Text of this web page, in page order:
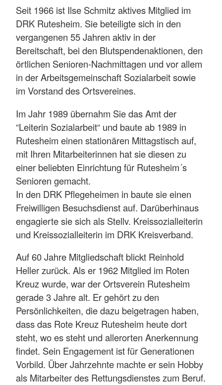
Seit 1966 ist Ilse Schmitz aktives Mitglied im
DRK Rutesheim. Sie beteiligte sich in den
vergangenen 55 Jahren aktiv in der
Bereitschaft, bei den Blutspendenaktionen, den
örtlichen Senioren-Nachmittagen und vor allem
in der Arbeitsgemeinschaft Sozialarbeit sowie
im Vorstand des Ortsvereines.
Im Jahr 1989 übernahm Sie das Amt der
“Leiterin Sozialarbeit“ und baute ab 1989 in
Rutesheim einen stationären Mittagstisch auf,
mit Ihren Mitarbeiterinnen hat sie diesen zu
einer beliebten Einrichtung für Rutesheim´s
Senioren gemacht.
In den DRK Pflegeheimen in baute sie einen
Freiwilligen Besuchsdienst auf. Darüberhinaus
engagierte sie sich als Stellv. Kreissozialleiterin
und Kreissozialleiterin im DRK Kreisverband.
Auf 60 Jahre Mitgliedschaft blickt Reinhold
Heller zurück. Als er 1962 Mitglied im Roten
Kreuz wurde, war der Ortsverein Rutesheim
gerade 3 Jahre alt. Er gehört zu den
Persönlichkeiten, die dazu beigetragen haben,
dass das Rote Kreuz Rutesheim heute dort
steht, wo es steht und allerorten Anerkennung
findet. Sein Engagement ist für Generationen
Vorbild. Über Jahrzehnte machte er sein Hobby
als Mitarbeiter des Rettungsdienstes zum Beruf.